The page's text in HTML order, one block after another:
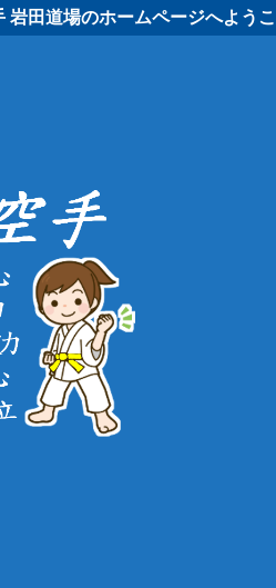
岩田道場のホームページへよう